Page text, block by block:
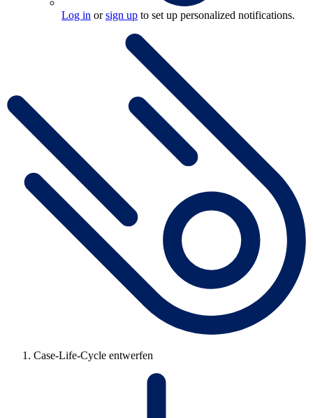
Log in orsign up to set up personalized notifications.
Case-Life-Cycle entwerfen